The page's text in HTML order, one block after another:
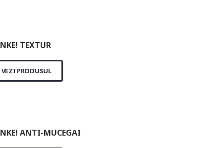
TEXTUR
VEZI PRODUSUL
ANTI-MUCEGAI